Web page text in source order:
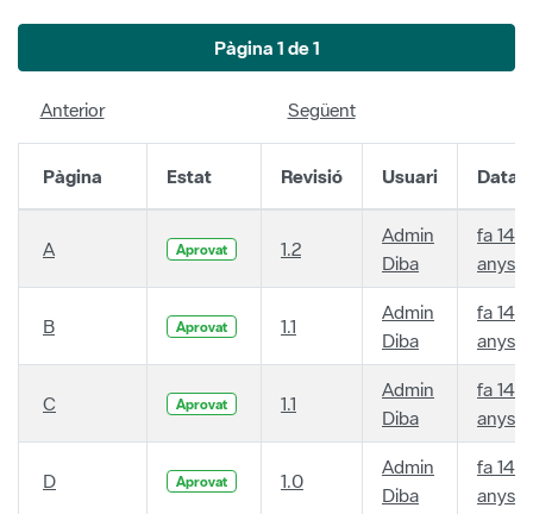
Pàgina 1 de 1
Anterior Següent
Pàgina Estat Revisió Usuari Data
A Aprovat 1.2
Admin
Diba
fa 14
anys
B Aprovat 1.1
Admin
Diba
fa 14
anys
C Aprovat 1.1
Admin
Diba
fa 14
anys
D Aprovat 1.0
Admin
Diba
fa 14
anys